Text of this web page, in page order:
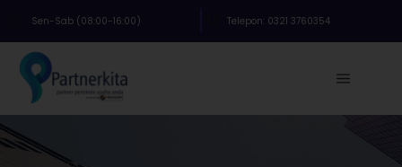
Sen-Sab (08:00-16:00) Telepon: 0321 3760354